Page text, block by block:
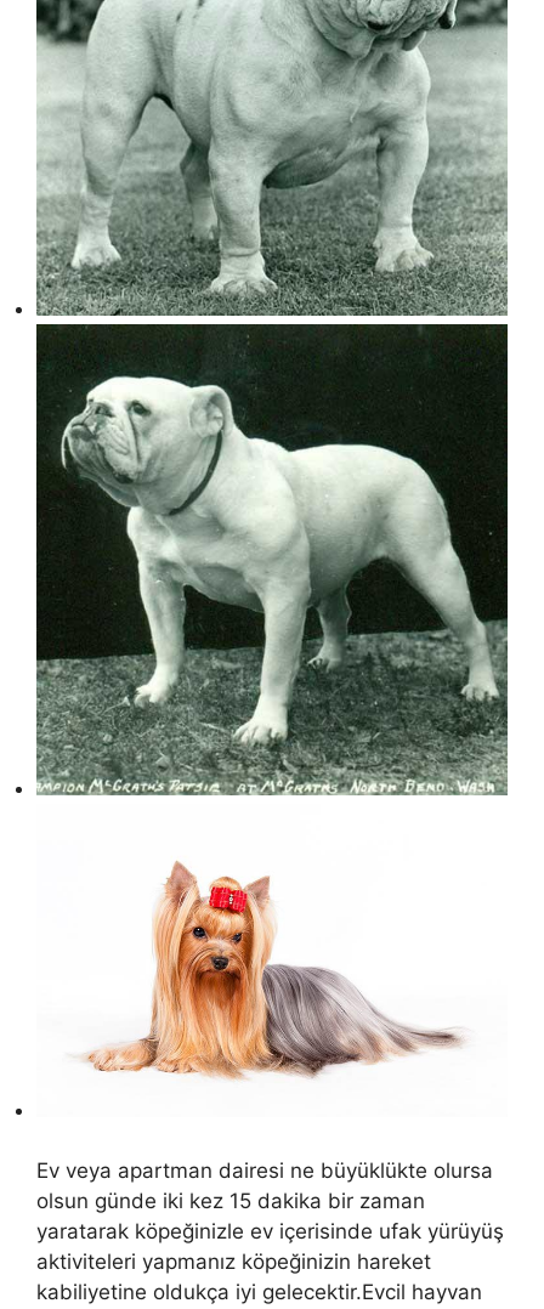
Ev veya apartman dairesi ne büyüklükte olursa
olsun günde iki kez 15 dakika bir zaman
yaratarak köpeğinizle ev içerisinde ufak yürüyüş
aktiviteleri yapmanız köpeğinizin hareket
kabiliyetine oldukça iyi gelecektir.Evcil hayvan